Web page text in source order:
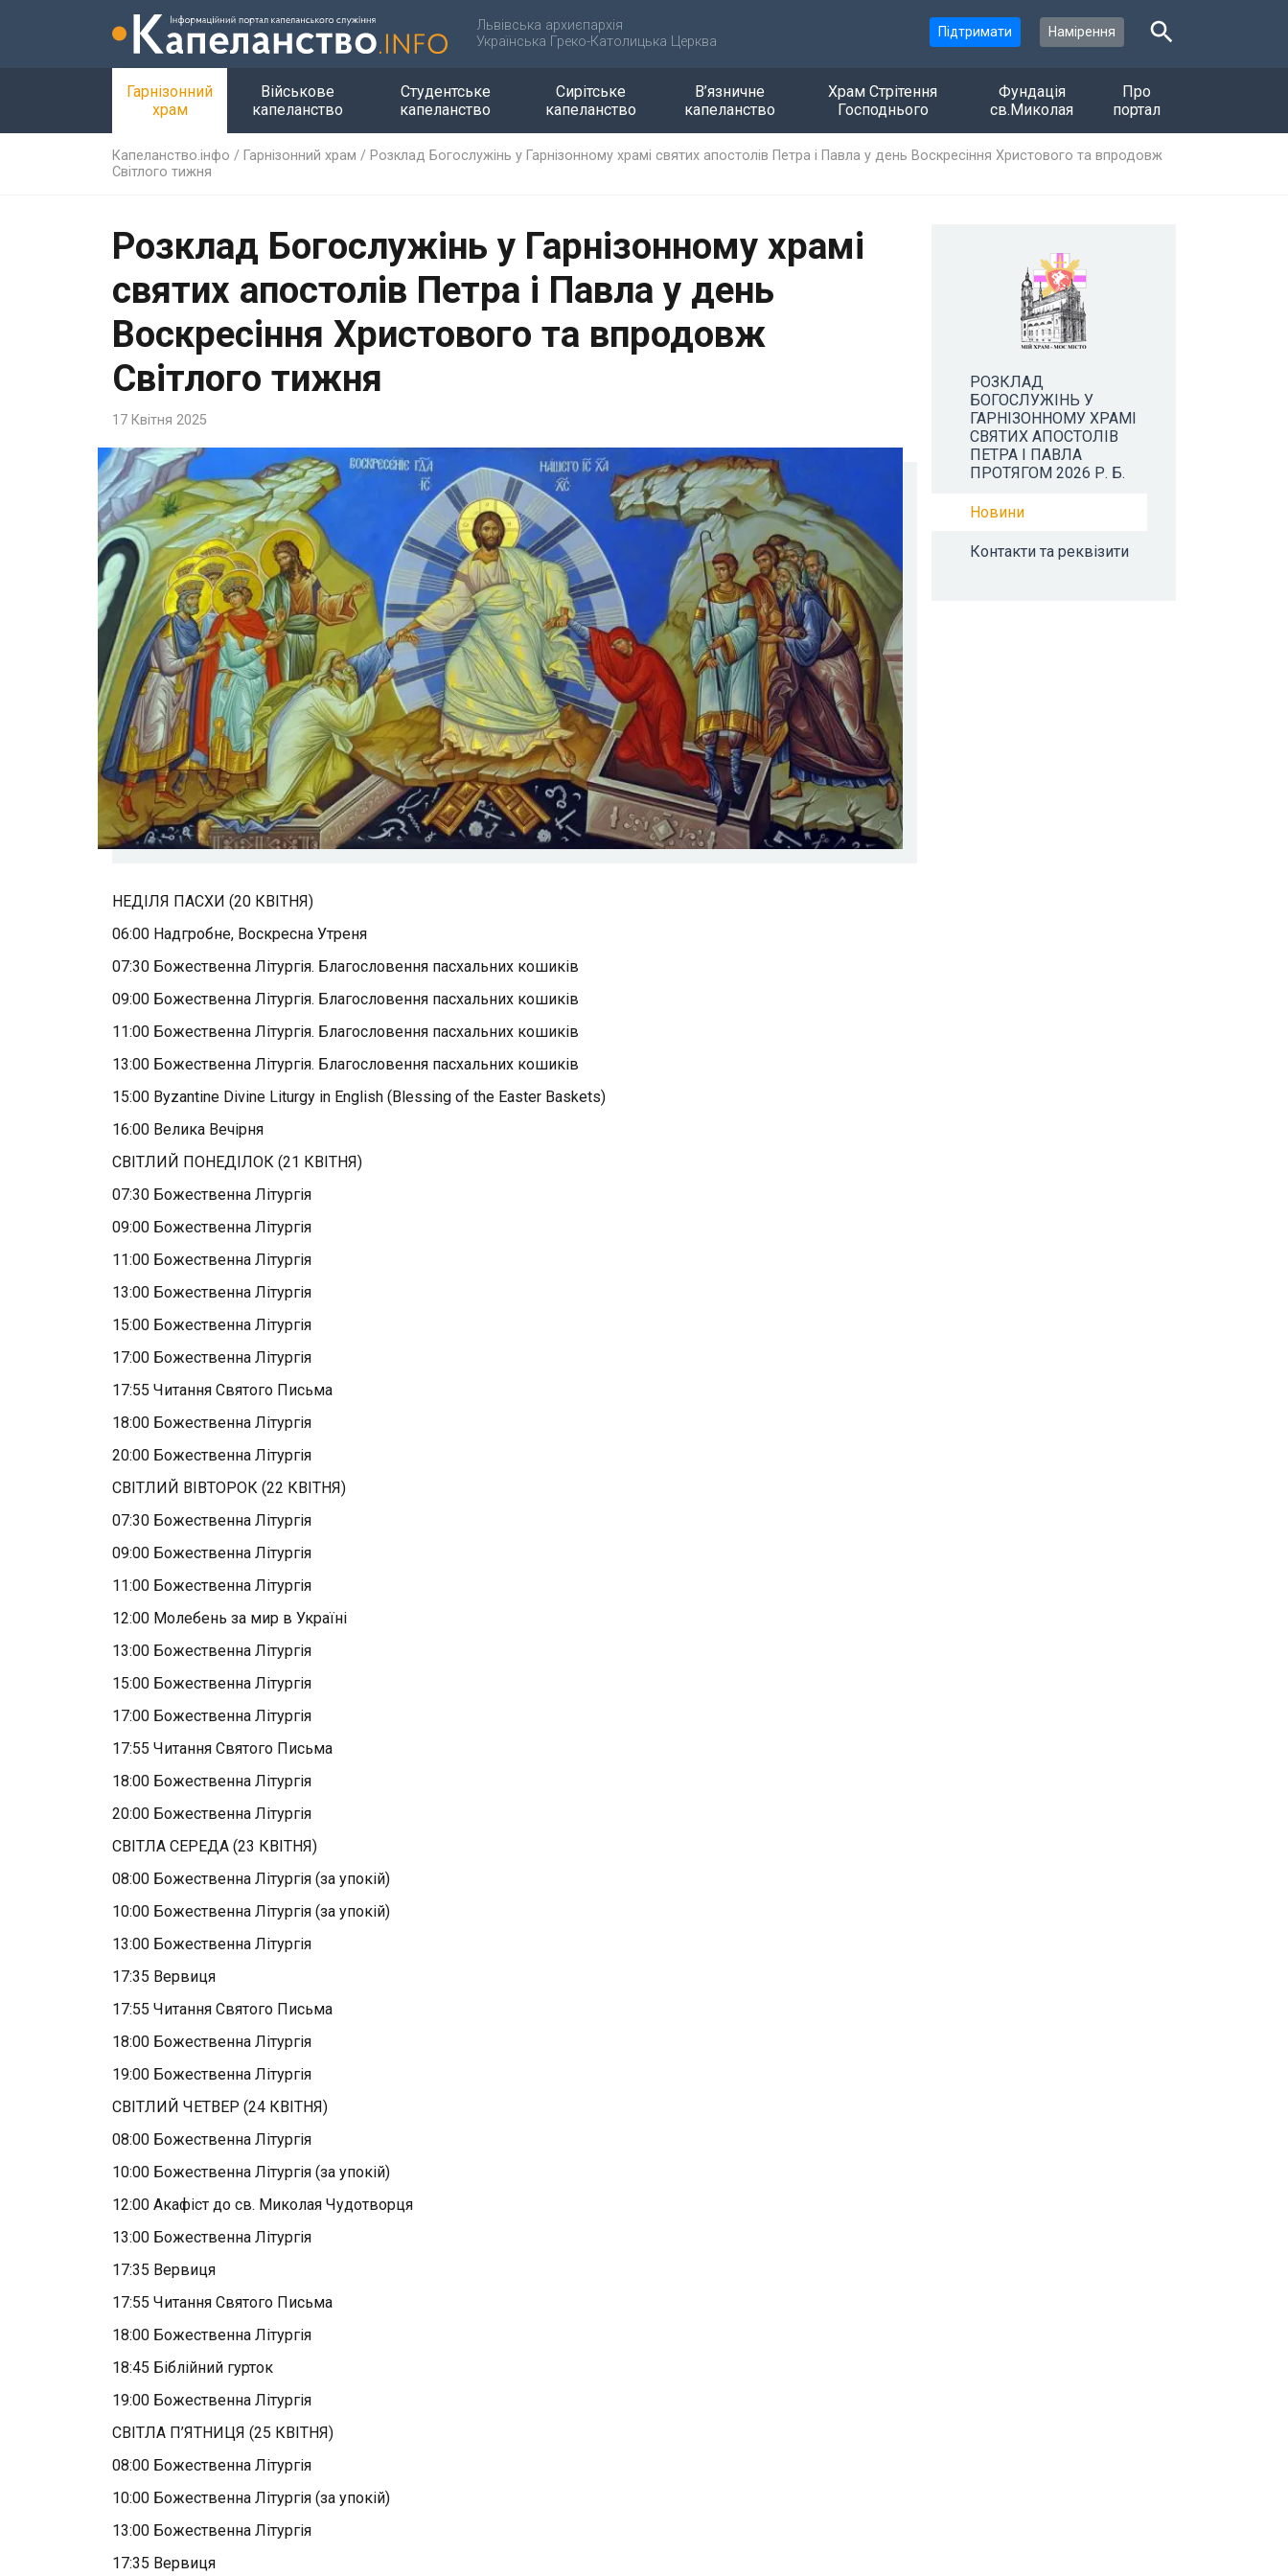
Львівська архиєпархія
Українська Греко-Католицька Церква
Підтримати Намірення
Гарнізонний
храм
Військове
капеланство
Студентське
капеланство
Сирітське
капеланство
В’язничне
капеланство
Храм Стрітення
Господнього
Фундація
св.Миколая
Про
портал
Капеланство.інфо / Гарнізонний храм / Розклад Богослужінь у Гарнізонному храмі святих апостолів Петра і Павла у день Воскресіння Христового та впродовж
Світлого тижня
Розклад Богослужінь у Гарнізонному храмі
святих апостолів Петра і Павла у день
Воскресіння Христового та впродовж
Світлого тижня
17 Квітня 2025
НЕДІЛЯ ПАСХИ (20 КВІТНЯ)
06:00 Надгробне, Воскресна Утреня
07:30 Божественна Літургія. Благословення пасхальних кошиків
09:00 Божественна Літургія. Благословення пасхальних кошиків
11:00 Божественна Літургія. Благословення пасхальних кошиків
13:00 Божественна Літургія. Благословення пасхальних кошиків
15:00 Byzantine Divine Liturgy in English (Blessing of the Easter Baskets)
16:00 Велика Вечірня
СВІТЛИЙ ПОНЕДІЛОК (21 КВІТНЯ)
07:30 Божественна Літургія
09:00 Божественна Літургія
11:00 Божественна Літургія
13:00 Божественна Літургія
15:00 Божественна Літургія
17:00 Божественна Літургія
17:55 Читання Святого Письма
18:00 Божественна Літургія
20:00 Божественна Літургія
СВІТЛИЙ ВІВТОРОК (22 КВІТНЯ)
07:30 Божественна Літургія
09:00 Божественна Літургія
11:00 Божественна Літургія
12:00 Молебень за мир в Україні
13:00 Божественна Літургія
15:00 Божественна Літургія
17:00 Божественна Літургія
17:55 Читання Святого Письма
18:00 Божественна Літургія
20:00 Божественна Літургія
СВІТЛА СЕРЕДА (23 КВІТНЯ)
08:00 Божественна Літургія (за упокій)
10:00 Божественна Літургія (за упокій)
13:00 Божественна Літургія
17:35 Вервиця
17:55 Читання Святого Письма
18:00 Божественна Літургія
19:00 Божественна Літургія
СВІТЛИЙ ЧЕТВЕР (24 КВІТНЯ)
08:00 Божественна Літургія
10:00 Божественна Літургія (за упокій)
12:00 Акафіст до св. Миколая Чудотворця
13:00 Божественна Літургія
17:35 Вервиця
17:55 Читання Святого Письма
18:00 Божественна Літургія
18:45 Біблійний гурток
19:00 Божественна Літургія
СВІТЛА П’ЯТНИЦЯ (25 КВІТНЯ)
08:00 Божественна Літургія
10:00 Божественна Літургія (за упокій)
13:00 Божественна Літургія
17:35 Вервиця
РОЗКЛАД
БОГОСЛУЖІНЬ У
ГАРНІЗОННОМУ ХРАМІ
СВЯТИХ АПОСТОЛІВ
ПЕТРА І ПАВЛА
ПРОТЯГОМ 2026 Р. Б.
Новини
Контакти та реквізити